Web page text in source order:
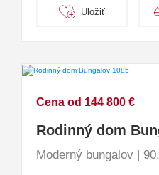
Uložiť
Cena od 144 800 €
Rodinný dom
Moderný bungalov |